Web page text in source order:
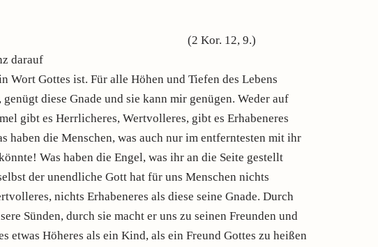
(2 Kor. 12, 9.)
darauf
Wort Gottes ist. Für alle Höhen und Tiefen des Lebens
genügt diese Gnade und sie kann mir genügen. Weder auf
gibt es Herrlicheres, Wertvolleres, gibt es Erhabeneres
haben die Menschen, was auch nur im entferntesten mit ihr
Was haben die Engel, was ihr an die Seite gestellt
der unendliche Gott hat für uns Menschen nichts
nichts Erhabeneres als diese seine Gnade. Durch
Sünden, durch sie macht er uns zu seinen Freunden und
etwas Höheres als ein Kind, als ein Freund Gottes zu heißen